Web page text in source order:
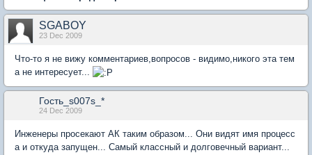
SGABOY
23 Dec 2009
Что-то я не вижу комментариев,вопросов - видимо,никого эта тем
а не интересует...
Гость_s007s_*
24 Dec 2009
Инженеры просекают АК таким образом... Они видят имя процесс
а и откуда запущен... Самый классный и долговечный вариант...